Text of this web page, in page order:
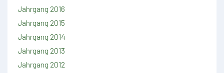
Jahrgang 2016
Jahrgang 2015
Jahrgang 2014
Jahrgang 2013
Jahrgang 2012